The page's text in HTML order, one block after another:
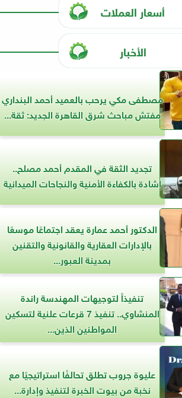
أسعار العملات
الأخبار
مصطفى مكي يرحب بالعميد أحمد البنداري
مفتش مباحث شرق القاهرة الجديد: ثقة...
تجديد الثقة في المقدم أحمد مصلح..
إشادة بالكفاءة الأمنية والنجاحات الميدانية
الدكتور أحمد عمارة يعقد اجتماعًا موسعًا
بالإدارات العقارية والقانونية والتقنين
بمدينة العبور...
تنفيذاً لتوجيهات المهندسة راندة
المنشاوي.. تنفيذ 7 قرعات علنية لتسكين
المواطنين الذين...
عليوة جروب تطلق تحالفًا استراتيجيًا مع
نخبة من بيوت الخبرة لتنفيذ وإدارة...